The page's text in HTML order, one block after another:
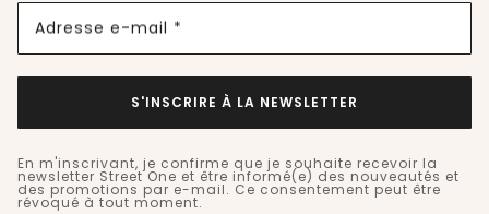
Adresse e-mail *
S'INSCRIRE À LA NEWSLETTER
En m'inscrivant, je confirme que je souhaite recevoir la
newsletter Street One et être informé(e) des nouveautés et
des promotions par e-mail. Ce consentement peut être
révoqué à tout moment.